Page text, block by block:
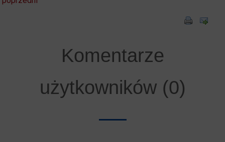
Komentarze
użytkowników (0)